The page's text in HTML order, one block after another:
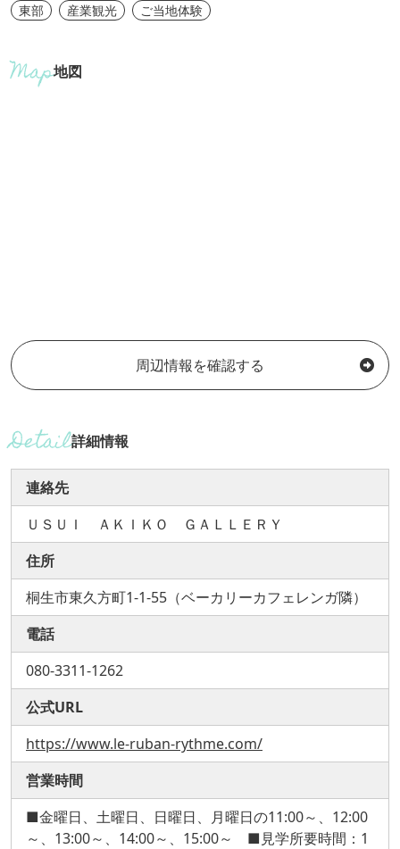
東部 産業観光 ご当地体験
地図
周辺情報を確認する
詳細情報
連絡先
ＵＳＵＩ ＡＫＩＫＯ ＧＡＬＬＥＲＹ
住所
桐生市東久方町1-1-55（ベーカリーカフェレンガ隣）
電話
080-3311-1262
公式URL
https://www.le-ruban-rythme.com/
営業時間
■金曜日、土曜日、日曜日、月曜日の11:00～、12:00
～、13:00～、14:00～、15:00～ ■見学所要時間：1